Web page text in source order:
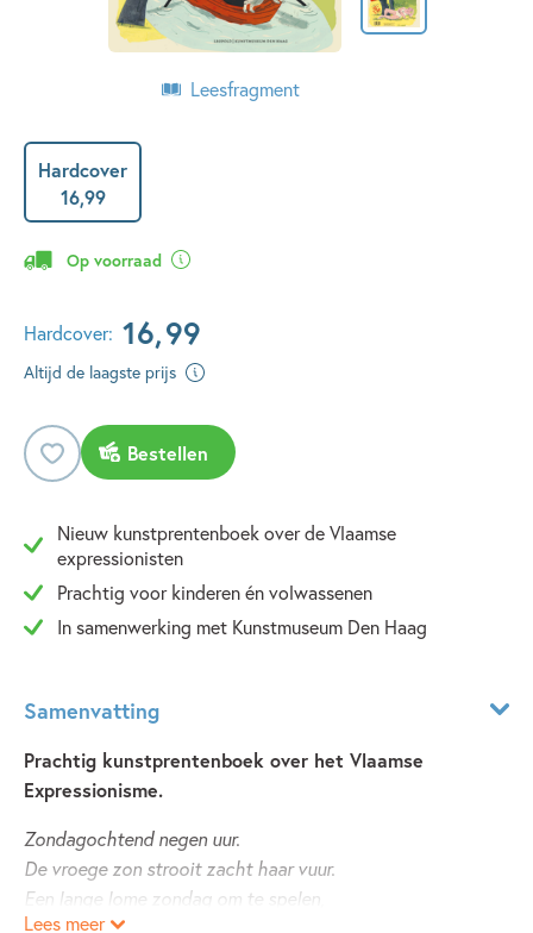
Leesfragment
Hardcover
16,99
Op voorraad
Hardcover: 16,99
Altijd de laagste prijs
Bestellen
Nieuw kunstprentenboek over de Vlaamse
expressionisten
Prachtig voor kinderen én volwassenen
In samenwerking met Kunstmuseum Den Haag
Samenvatting
Prachtig kunstprentenboek over het Vlaamse
Expressionisme.
Zondagochtend negen uur.
De vroege zon strooit zacht haar vuur.
Een lange lome zondag om te spelen,
schilderen, bootjevaren, en nog veel meer
Lees meer